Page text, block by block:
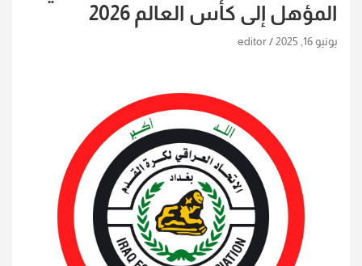
المؤهل إلى كأس العالم 2026
يونيو 16, 2025 editor